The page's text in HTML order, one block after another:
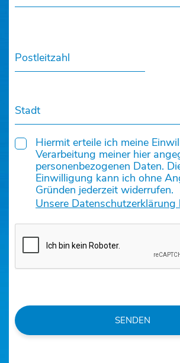
Postleitzahl
Stadt
Hiermit erteile ich meine
Verarbeitung meiner hier
personenbezogenen Daten.
Einwilligung kann ich ohne
Gründen jederzeit widerrufen.
Unsere Datenschutzerklärung
SENDEN